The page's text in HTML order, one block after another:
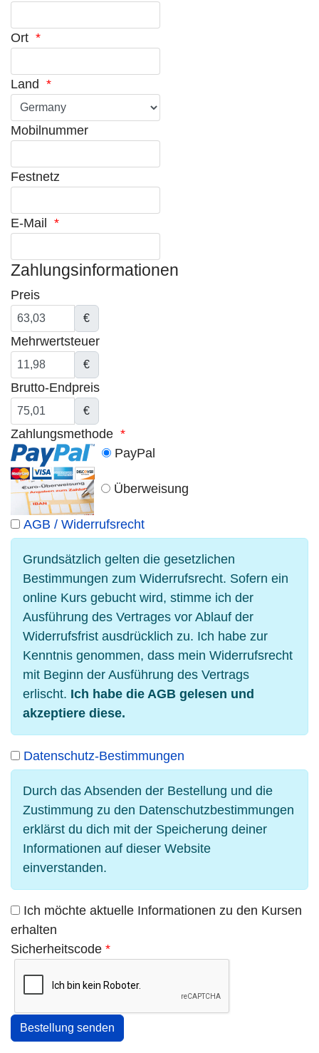
Ort *
Land *
Mobilnummer
Festnetz
E-Mail *
Zahlungsinformationen
Preis
€
Mehrwertsteuer
€
Brutto-Endpreis
€
Zahlungsmethode *
PayPal
Überweisung
AGB / Widerrufsrecht
Grundsätzlich gelten die gesetzlichen
Bestimmungen zum Widerrufsrecht. Sofern ein
online Kurs gebucht wird, stimme ich der
Ausführung des Vertrages vor Ablauf der
Widerrufsfrist ausdrücklich zu. Ich habe zur
Kenntnis genommen, dass mein Widerrufsrecht
mit Beginn der Ausführung des Vertrags
erlischt. Ich habe die AGB gelesen und
akzeptiere diese.
Datenschutz-Bestimmungen
Durch das Absenden der Bestellung und die
Zustimmung zu den Datenschutzbestimmungen
erklärst du dich mit der Speicherung deiner
Informationen auf dieser Website
einverstanden.
Ich möchte aktuelle Informationen zu den Kursen
erhalten
Sicherheitscode *